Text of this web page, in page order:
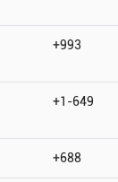
+993
+1-649
+688